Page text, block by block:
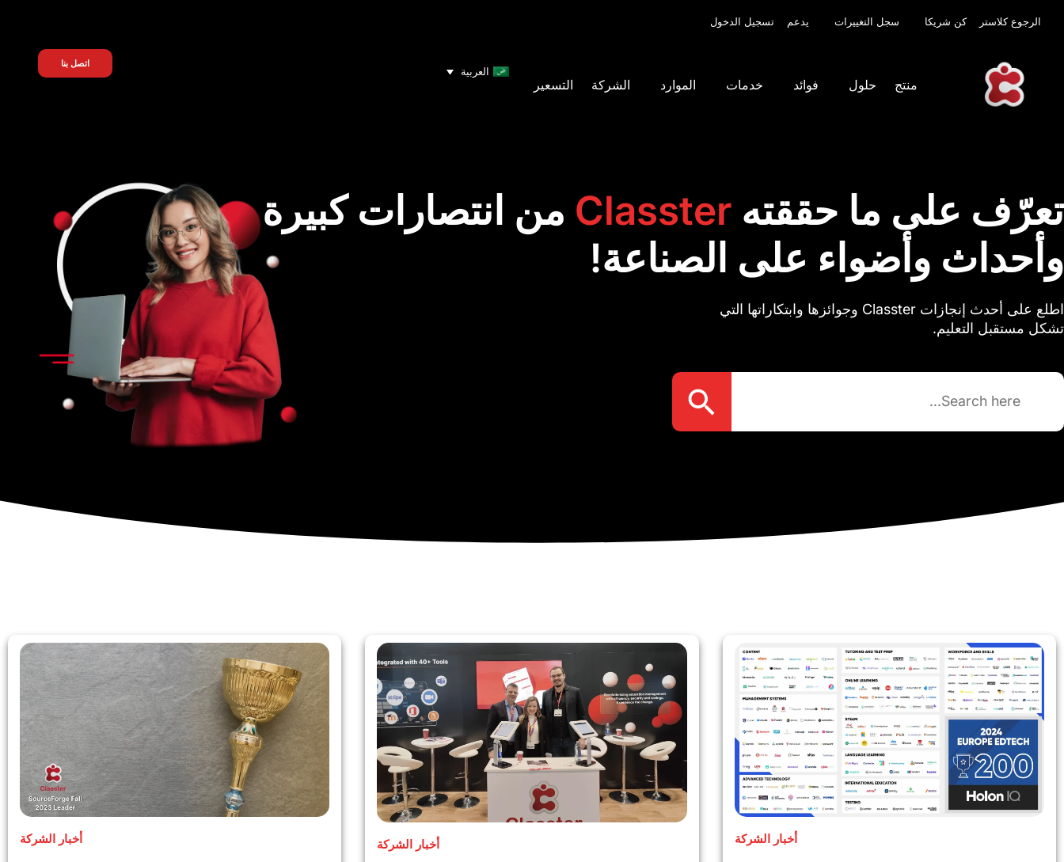
الرجوع كلاستر كن شريكا سجل التغييرات يدعم تسجيل الدخول
منتج حلول فوائد خدمات الموارد الشركة التسعير
العربية
اتصل بنا
تعرّف على ما حققته Classter من انتصارات كبيرة
وأحداث وأضواء على الصناعة!
اطلع على أحدث إنجازات Classter وجوائزها وابتكاراتها التي
تشكل مستقبل التعليم.
Search
Search Button
أخبار الشركة أخبار الشركة أخبار الشركة